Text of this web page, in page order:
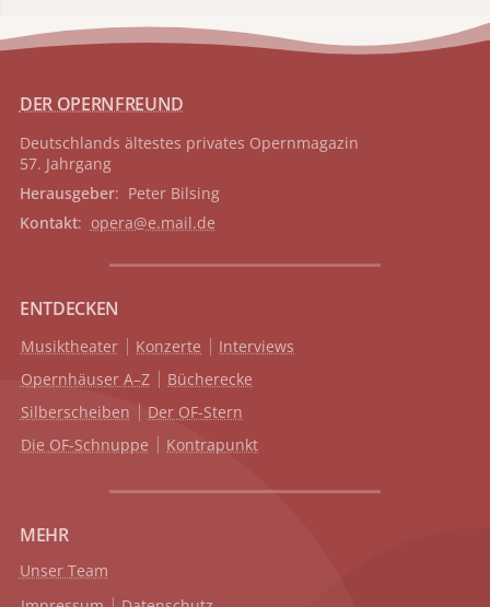
DER OPERNFREUND
Deutschlands ältestes privates Opernmagazin
57. Jahrgang
Herausgeber: Peter Bilsing
Kontakt: opera@e.mail.de
ENTDECKEN
Musiktheater Konzerte
Interviews
Opernhäuser A–Z
Bücherecke
Silberscheiben
Der OF-Stern
Die OF-Schnuppe
Kontrapunkt
MEHR
Unser Team